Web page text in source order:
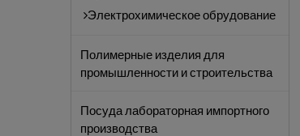
Электрохимическое обрудование
Полимерные изделия для
промышленности и строительства
Посуда лабораторная импортного
производства